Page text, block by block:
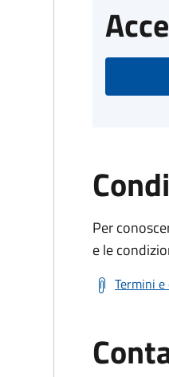
Per
e le
Termini